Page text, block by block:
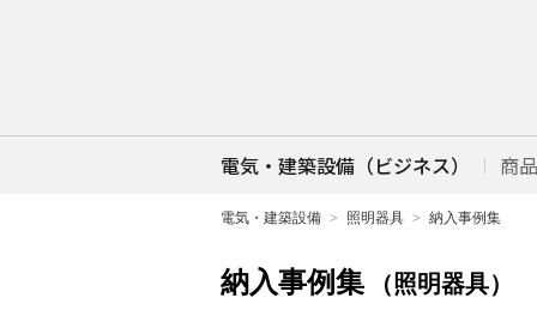
電気・建築設備（ビジネス） 商
電気・建築設備 照明器具 納入事例集
納入事例集 （照明器具）